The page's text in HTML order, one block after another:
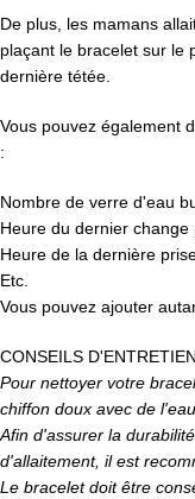
De plus, les mamans
plaçant le bracelet sur le
dernière tétée.
Vous pouvez également
:
Nombre de verre d'eau
Heure du dernier change
Heure de la dernière
Etc.
Vous pouvez ajouter
CONSEILS D'ENTRETIEN
Pour nettoyer votre
chiffon doux avec de
Afin d'assurer la
d'allaitement, il est
Le bracelet doit être